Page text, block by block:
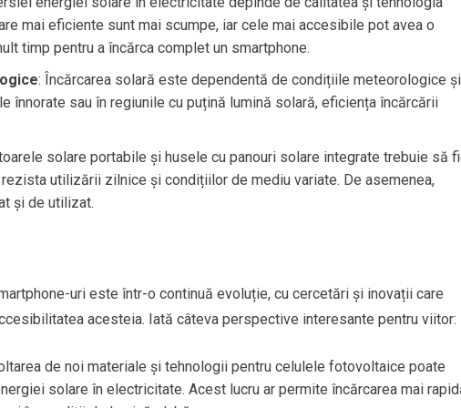
mai eficiente sunt mai scumpe, iar cele mai accesibile pot avea o
timp pentru a încărca complet un smartphone.
: Încărcarea solară este dependentă de condițiile meteorologice și
înnorate sau în regiunile cu puțină lumină solară, eficiența încărcării
solare portabile și husele cu panouri solare integrate trebuie să
utilizării zilnice și condițiilor de mediu variate. De asemenea,
și de utilizat.
uri este într-o continuă evoluție, cu cercetări și inovații care
acesteia. Iată câteva perspective interesante pentru viitor:
de noi materiale și tehnologii pentru celulele fotovoltaice poate
solare în electricitate. Acest lucru ar permite încărcarea mai